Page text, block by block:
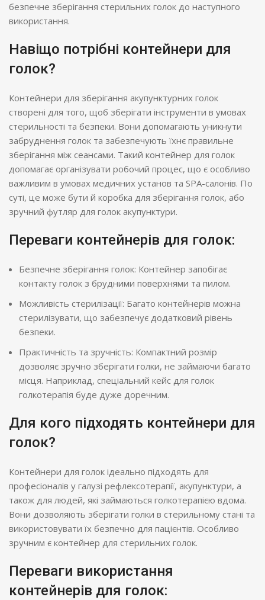
безпечне зберігання стерильних голок до наступного
використання.
Навіщо потрібні контейнери для
голок?
Контейнери для зберігання акупунктурних голок
створені для того, щоб зберігати інструменти в умовах
стерильності та безпеки. Вони допомагають уникнути
забруднення голок та забезпечують їхнє правильне
зберігання між сеансами. Такий контейнер для голок
допомагає організувати робочий процес, що є особливо
важливим в умовах медичних установ та SPA-салонів. По
суті, це може бути й коробка для зберігання голок, або
зручний футляр для голок акупунктури.
Переваги контейнерів для голок:
Безпечне зберігання голок: Контейнер запобігає
контакту голок з брудними поверхнями та пилом.
Можливість стерилізації: Багато контейнерів можна
стерилізувати, що забезпечує додатковий рівень
безпеки.
Практичність та зручність: Компактний розмір
дозволяє зручно зберігати голки, не займаючи багато
місця. Наприклад, спеціальний кейс для голок
голкотерапія буде дуже доречним.
Для кого підходять контейнери для
голок?
Контейнери для голок ідеально підходять для
професіоналів у галузі рефлексотерапії, акупунктури, а
також для людей, які займаються голкотерапією вдома.
Вони дозволяють зберігати голки в стерильному стані та
використовувати їх безпечно для пацієнтів. Особливо
зручним є контейнер для стерильних голок.
Переваги використання
контейнерів для голок: